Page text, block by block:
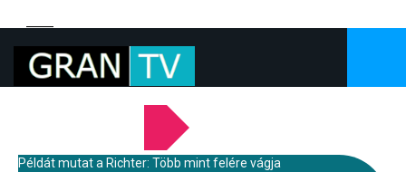
Példát mutat a Richter: Több mint felére vágja